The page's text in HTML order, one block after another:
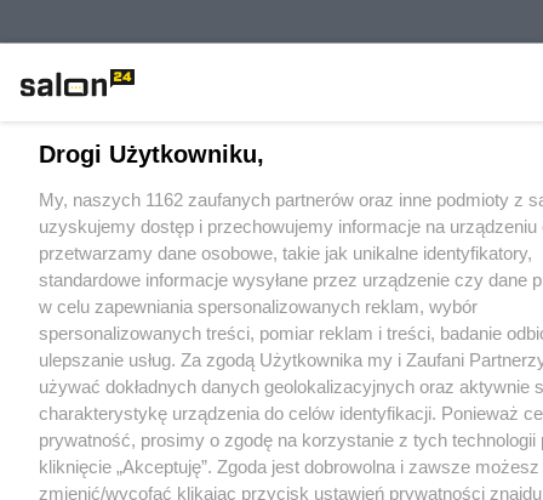
Drogi Użytkowniku,
My, naszych 1162 zaufanych partnerów oraz inne podmioty z
uzyskujemy dostęp i przechowujemy informacje na urządzeniu
przetwarzamy dane osobowe, takie jak unikalne identyfikatory,
standardowe informacje wysyłane przez urządzenie czy dane
w celu zapewniania spersonalizowanych reklam, wybór
spersonalizowanych treści, pomiar reklam i treści, badanie
ulepszanie usług. Za zgodą Użytkownika my i Zaufani
używać dokładnych danych geolokalizacyjnych oraz aktywnie
charakterystykę urządzenia do celów identyfikacji. Ponieważ
prywatność, prosimy o zgodę na korzystanie z tych technologii
kliknięcie „Akceptuję”. Zgoda jest dobrowolna i zawsze możesz
zmienić/wycofać klikając przycisk ustawień prywatności